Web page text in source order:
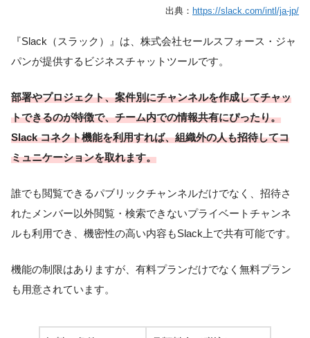
出典： https://slack.com/intl/ja-jp/
『Slack（スラック）』は、株式会社セールスフォース・ジャ
パンが提供するビジネスチャットツールです。
部署やプロジェクト、案件別にチャンネルを作成してチャッ
トできるのが特徴で、チーム内での情報共有にぴったり。
Slack コネクト機能を利用すれば、組織外の人も招待してコ
ミュニケーションを取れます。
誰でも閲覧できるパブリックチャンネルだけでなく、招待さ
れたメンバー以外閲覧・検索できないプライベートチャンネ
ルも利用でき、機密性の高い内容もSlack上で共有可能です。
機能の制限はありますが、有料プランだけでなく無料プラン
も用意されています。